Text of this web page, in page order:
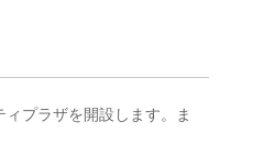
プラザを開設します。ま